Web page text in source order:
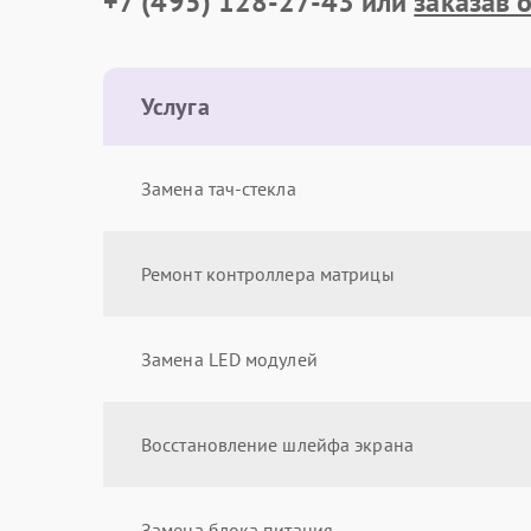
Услуга
Замена тач-стекла
Ремонт контроллера матрицы
Замена LED модулей
Восстановление шлейфа экрана